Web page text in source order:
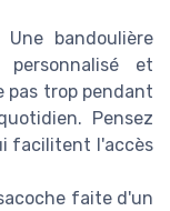
Une bandoulière
et
pas trop pendant
Pensez
facilitent l'accès
faite d'un